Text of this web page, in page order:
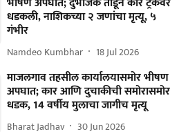
धडकली, नाशिकच्या २ जणांचा मृत्यू, ५
गंभीर
Namdeo Kumbhar 18 Jul 2026
माजलगाव तहसील कार्यालयासमोर भीषण
अपघात; कार आणि दुचाकीची समोरासमोर
धडक, 14 वर्षीय मुलाचा जागीच मृत्यू
Bharat Jadhav 30 Jun 2026